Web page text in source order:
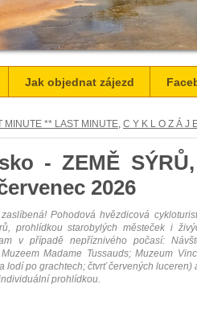
Jak objednat zájezd
MINUTE ** LAST MINUTE, C Y K L O Z Á J
- ZEMĚ
2026
Pohodová hvězdicová
prohlídkou starobylých městeček i
v případě nepříznivého počasí:
Madame Tussauds; Muzeum
lodí po grachtech; čtvrť červených luceren)
prohlídkou.